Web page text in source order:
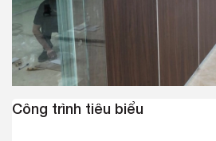
Công trình tiêu biểu